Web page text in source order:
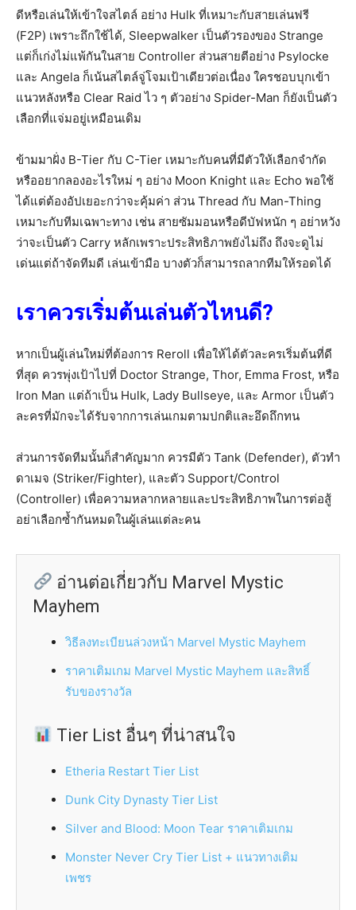
ดีหรือเล่นให้เข้าใจสไตล์ อย่าง Hulk ที่เหมาะกับสายเล่นฟรี
(F2P) เพราะถึกใช้ได้, Sleepwalker เป็นตัวรองของ Strange
แต่ก็เก่งไม่แพ้กันในสาย Controller ส่วนสายตีอย่าง Psylocke
และ Angela ก็เน้นสไตล์จู่โจมเป้าเดียวต่อเนื่อง ใครชอบบุกเข้า
แนวหลังหรือ Clear Raid ไว ๆ ตัวอย่าง Spider-Man ก็ยังเป็นตัว
เลือกที่แจ่มอยู่เหมือนเดิม
ข้ามมาฝั่ง B-Tier กับ C-Tier เหมาะกับคนที่มีตัวให้เลือกจำกัด
หรืออยากลองอะไรใหม่ ๆ อย่าง Moon Knight และ Echo พอใช้
ได้แต่ต้องอัปเยอะกว่าจะคุ้มค่า ส่วน Thread กับ Man-Thing
เหมาะกับทีมเฉพาะทาง เช่น สายซัมมอนหรือดีบัฟหนัก ๆ อย่าหวัง
ว่าจะเป็นตัว Carry หลักเพราะประสิทธิภาพยังไม่ถึง ถึงจะดูไม่
เด่นแต่ถ้าจัดทีมดี เล่นเข้ามือ บางตัวก็สามารถลากทีมให้รอดได้
เราควรเริ่มต้นเล่นตัวไหนดี?
หากเป็นผู้เล่นใหม่ที่ต้องการ Reroll เพื่อให้ได้ตัวละครเริ่มต้นที่ดี
ที่สุด ควรพุ่งเป้าไปที่ Doctor Strange, Thor, Emma Frost, หรือ
Iron Man แต่ถ้าเป็น Hulk, Lady Bullseye, และ Armor เป็นตัว
ละครที่มักจะได้รับจากการเล่นเกมตามปกติและอึดถึกทน
ส่วนการจัดทีมนั้นก็สำคัญมาก ควรมีตัว Tank (Defender), ตัวทำ
ดาเมจ (Striker/Fighter), และตัว Support/Control
(Controller) เพื่อความหลากหลายและประสิทธิภาพในการต่อสู้
อย่าเลือกซ้ำกันหมดในผู้เล่นแต่ละคน
อ่านต่อเกี่ยวกับ Marvel Mystic
Mayhem
วิธีลงทะเบียนล่วงหน้า Marvel Mystic Mayhem
ราคาเติมเกม Marvel Mystic Mayhem และสิทธิ์
รับของรางวัล
Tier List อื่นๆ ที่น่าสนใจ
Etheria Restart Tier List
Dunk City Dynasty Tier List
Silver and Blood: Moon Tear ราคาเติมเกม
Monster Never Cry Tier List + แนวทางเติม
เพชร